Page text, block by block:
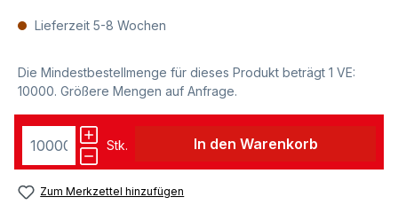
Lieferzeit 5-8 Wochen
Die Mindestbestellmenge für dieses Produkt beträgt 1 VE:
10000. Größere Mengen auf Anfrage.
Stk. In den Warenkorb
Zum Merkzettel hinzufügen